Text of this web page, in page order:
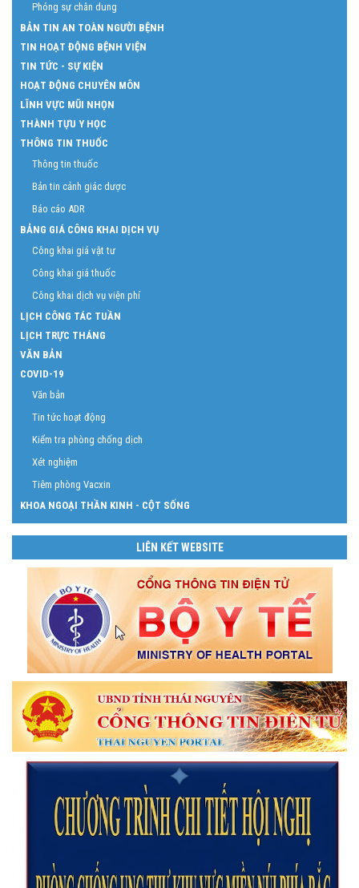
Phóng sự chân dung
BẢN TIN AN TOÀN NGƯỜI BỆNH
TIN HOẠT ĐỘNG BỆNH VIỆN
TIN TỨC - SỰ KIỆN
HOẠT ĐỘNG CHUYÊN MÔN
LĨNH VỰC MŨI NHỌN
THÀNH TỰU Y HỌC
THÔNG TIN THUỐC
Thông tin thuốc
Bản tin cảnh giác dược
Báo cáo ADR
BẢNG GIÁ CÔNG KHAI DỊCH VỤ
Công khai giá vật tư
Công khai giá thuốc
Công khai dịch vụ viện phí
LỊCH CÔNG TÁC TUẦN
LỊCH TRỰC THÁNG
VĂN BẢN
COVID-19
Văn bản
Tin tức hoạt động
Kiểm tra phòng chống dịch
Xét nghiệm
Tiêm phòng Vacxin
KHOA NGOẠI THẦN KINH - CỘT SỐNG
LIÊN KẾT WEBSITE